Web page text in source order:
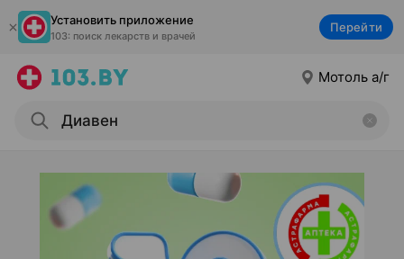
Установить приложение
103: поиск лекарств и врачей
Перейти
Мотоль а/г